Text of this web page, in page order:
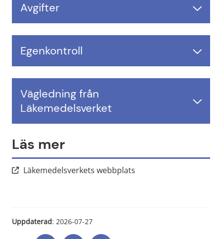
Avgifter
Egenkontroll
Vägledning från
Läkemedelsverket
Läs mer
Läkemedelsverkets webbplats
Uppdaterad: 2026-07-27